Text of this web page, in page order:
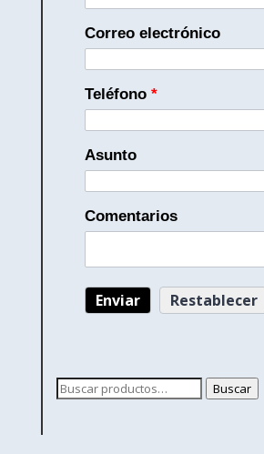
Correo electrónico
Teléfono *
Asunto
Comentarios
Buscar
Buscar